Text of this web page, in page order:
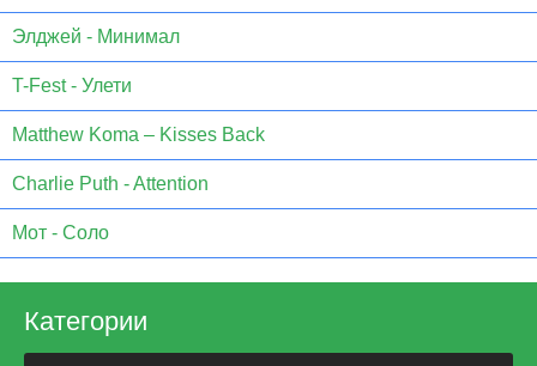
Элджей - Минимал
T-Fest - Улети
Matthew Koma – Kisses Back
Charlie Puth - Attention
Мот - Соло
Категории